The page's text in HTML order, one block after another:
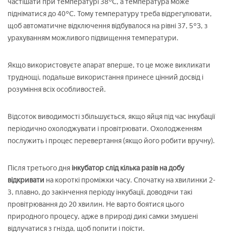
частішати при температурі 38°С, а температура може
підніматися до 40°С. Тому температуру треба відрегулювати,
щоб автоматичне відключення відбувалося на рівні 37, 5°З, з
урахуванням можливого підвищення температури.
Якщо використовуєте апарат вперше, то це може викликати
труднощі, подальше використання принесе цінний досвід і
розуміння всіх особливостей.
Відсоток виводимості збільшується, якщо яйця під час інкубації
періодично охолоджувати і провітрювати. Охолодженням
послужить і процес перевертання (якщо його робити вручну).
Після третього дня інкубатор слід кілька разів на добу
відкривати на короткі проміжки часу. Спочатку на хвилинки 2-
3, плавно, до закінчення періоду інкубації, доводячи такі
провітрювання до 20 хвилин. Не варто боятися цього
природного процесу, адже в природі дикі самки змушені
відлучатися з гнізда, щоб попити і поїсти.